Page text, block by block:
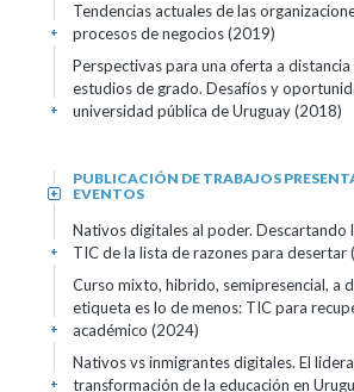
Tendencias actuales de las
procesos de negocios (2019)
+
Perspectivas para una oferta a distancia
estudios de grado. Desafíos y
universidad pública de Uruguay (2018)
+
PUBLICACIÓN DE TRABAJOS
EVENTOS
+
Nativos digitales al poder. Descartando
TIC de la lista de razones para desertar
+
Curso mixto, hibrido, semipresencial, a
etiqueta es lo de menos: TIC para
académico (2024)
+
Nativos vs inmigrantes digitales. El
transformación de la educación en
+